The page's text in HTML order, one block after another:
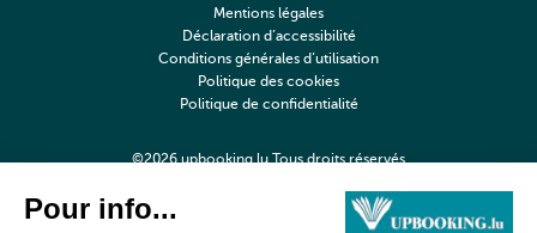
©2026 upbooking.lu Tous droits réservés
Mentions légales
Déclaration d’accessibilité
Conditions générales d’utilisation
Politique des cookies
Politique de confidentialité